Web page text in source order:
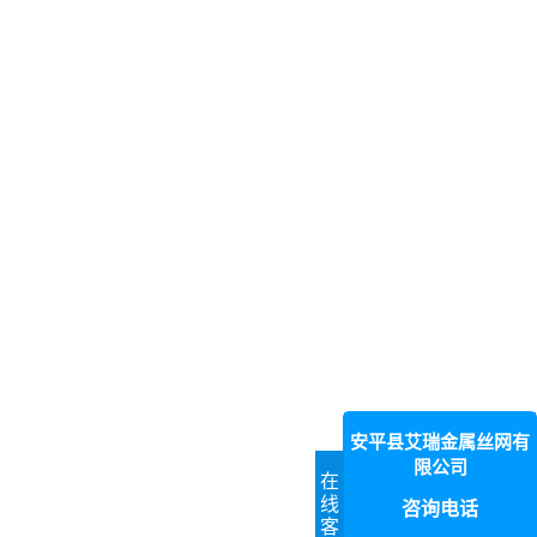
在
线
客
安平县艾瑞金属丝网有
限公司
咨询电话